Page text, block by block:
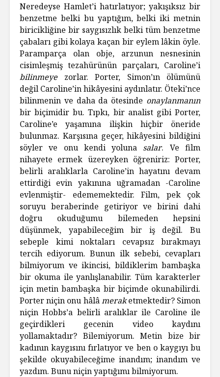
Neredeyse Hamlet’i hatırlatıyor; yakışıksız bir
benzetme belki bu yaptığım, belki iki metnin
biricikliğine bir saygısızlık belki tüm benzetme
çabaları gibi kolaya kaçan bir eylem lâkin öyle.
Paramparça olan obje, arzunun nesnesinin
cisimleşmiş tezahürünün parçaları, Caroline’i
bilinmeye zorlar. Porter, Simon’ın ölümünü
değil Caroline’in hikâyesini aydınlatır. Öteki’nce
bilinmenin ve daha da ötesinde onaylanmanın
bir biçimidir bu. Tıpkı, bir analist gibi Porter,
Caroline’e yaşamına ilişkin hiçbir öneride
bulunmaz. Karşısına geçer, hikâyesini bildiğini
söyler ve onu kendi yoluna salar. Ve film
nihayete ermek üzereyken öğreniriz: Porter,
belirli aralıklarla Caroline’in hayatını devam
ettirdiği evin yakınına uğramadan -Caroline
evlenmiştir- edememektedir. Film, pek çok
soruyu beraberinde getiriyor ve birini dahi
doğru okuduğumu bilemeden hepsini
düşünmek, yapabileceğim bir iş değil. Bu
sebeple kimi noktaları cevapsız bırakmayı
tercih ediyorum. Bunun ilk sebebi, cevapları
bilmiyorum ve ikincisi, bildiklerim bambaşka
bir okuma ile yanlışlanabilir. Tüm karakterler
için metin bambaşka bir biçimde okunabilirdi.
Porter niçin onu hâlâmeraketmektedir? Simon
niçin Hobbs’a belirli aralıklar ile Caroline ile
geçirdikleri gecenin video kaydını
yollamaktadır? Bilemiyorum. Metin bize bir
kadının kaygısını fırlatıyor ve ben o kaygıyı bu
şekilde okuyabileceğime inandım; inandım ve
yazdım. Bunu niçin yaptığımı bilmiyorum.